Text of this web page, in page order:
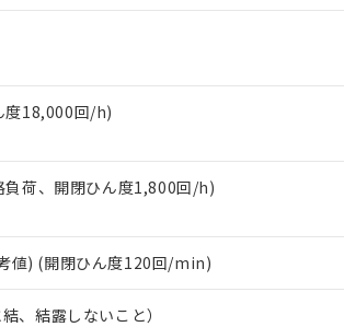
度18,000回/h)
荷、開閉ひん度1,800回/h)
値) (開閉ひん度120回/min)
、結露しないこと）